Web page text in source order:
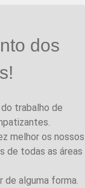
dos
trabalho de
melhor os nossos
de todas as áreas
de alguma forma.